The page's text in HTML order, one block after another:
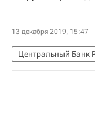
Эскроу-счета
13 декабря 2019, 15:47
Центральный
Эльвира